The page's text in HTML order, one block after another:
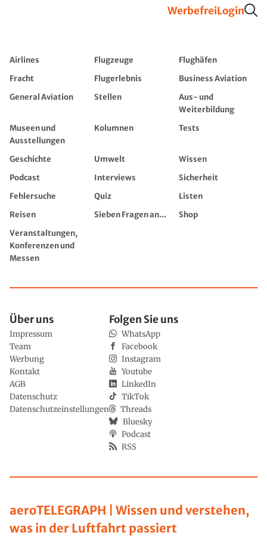
WerbefreiLogin
Airlines Flugzeuge
Flughäfen
Fracht
Flugerlebnis
Business Aviation
General Aviation
Stellen
Aus- und
Weiterbildung
Museen und
Ausstellungen
Kolumnen Tests
Geschichte Umwelt
Wissen
Podcast
Interviews
Sicherheit
Fehlersuche
Quiz
Listen
Reisen
Sieben Fragen an...
Shop
Veranstaltungen,
Konferenzen und
Messen
aeroTELEGRAPH | Wissen und verstehen,
was in der Luftfahrt passiert
Über uns
Impressum
Team
Werbung
Kontakt
AGB
Datenschutz
Datenschutzeinstellungen
Folgen Sie uns
WhatsApp
Facebook
Instagram
Youtube
LinkedIn
TikTok
Threads
Bluesky
Podcast
RSS